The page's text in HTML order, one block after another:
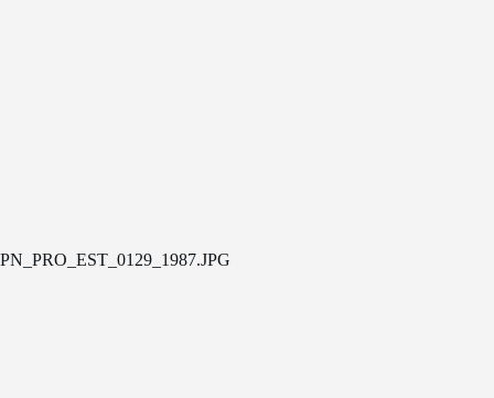
PN_PRO_EST_0129_1987.JPG